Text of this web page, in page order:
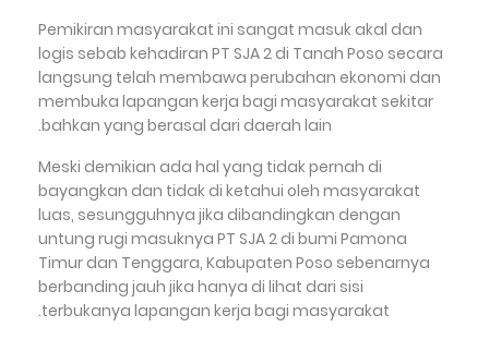
Pemikiran masyarakat ini sangat masuk akal dan
logis sebab kehadiran PT SJA 2 di Tanah Poso secara
langsung telah membawa perubahan ekonomi dan
membuka lapangan kerja bagi masyarakat sekitar
bahkan yang berasal dari daerah lain.
Meski demikian ada hal yang tidak pernah di
bayangkan dan tidak di ketahui oleh masyarakat
luas, sesungguhnya jika dibandingkan dengan
untung rugi masuknya PT SJA 2 di bumi Pamona
Timur dan Tenggara, Kabupaten Poso sebenarnya
berbanding jauh jika hanya di lihat dari sisi
terbukanya lapangan kerja bagi masyarakat.